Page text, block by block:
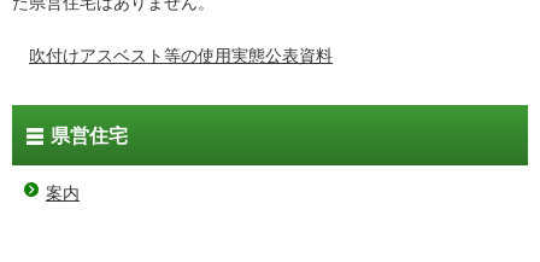
吹付けアスベスト等の使用実態公表資料
県営住宅
案内